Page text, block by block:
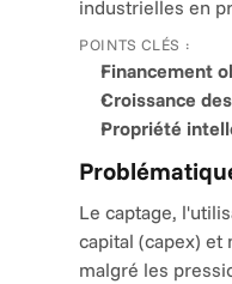
industrielles en
POINTS CLÉS :
Financement
Croissance
Propriété
Le captage,
capital (capex)
malgré les